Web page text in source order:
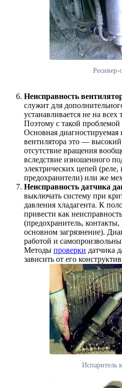
Ресивер-
Неисправность
служит для
устанавливается не на
Поэтому с такой
Основная
вентилятора это —
отсутствие вращения
вследствие изношенного
электрических цепей
предохранители) или же
Неисправность датчика
выключать систему при
давления хладагента. К
привести как
(предохранитель,
основном загрязнение).
работой и
Методы проверки датчика
зависить от его
Испаритель